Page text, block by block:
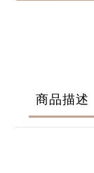
商品描述